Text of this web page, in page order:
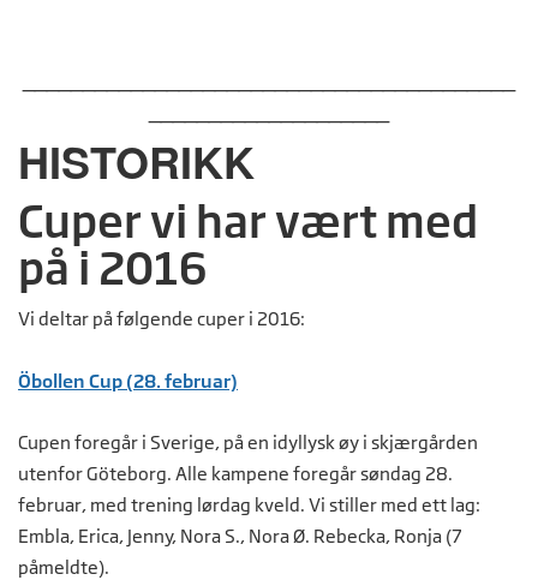
HISTORIKK
Cuper vi har vært med
på i 2016
Vi deltar på følgende cuper i 2016:
Öbollen Cup (28. februar)
Cupen foregår i Sverige, på en idyllysk øy i skjærgården
utenfor Göteborg. Alle kampene foregår søndag 28.
februar, med trening lørdag kveld. Vi stiller med ett lag:
Embla, Erica, Jenny, Nora S., Nora Ø. Rebecka, Ronja (7
påmeldte).